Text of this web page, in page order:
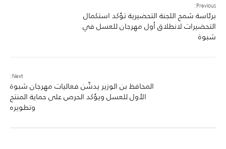
Previous:
برئاسة شمح اللجنة التحضيرية تؤكد استكمال
التحضيرات لانطلاق أول مهرجان للعسل في
شبوة
Next:
المحافظ بن الوزير يدشّن فعاليات مهرجان شبوة
الأول للعسل ويؤكد الحرص على حماية المنتج
وتطويره